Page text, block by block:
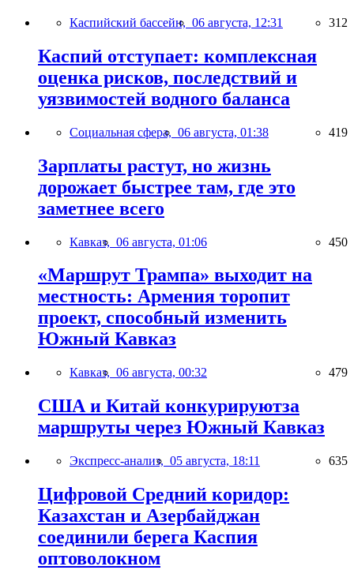
Каспийский бассейн, 06 августа, 12:31 312
Каспий отступает: комплексная
оценка рисков, последствий и
уязвимостей водного баланса
Социальная сфера, 06 августа, 01:38 419
Зарплаты растут, но жизнь
дорожает быстрее там, где это
заметнее всего
Кавказ, 06 августа, 01:06 450
«Маршрут Трампа» выходит на
местность: Армения торопит
проект, способный изменить
Южный Кавказ
Кавказ, 06 августа, 00:32 479
США и Китай конкурируютза
маршруты через Южный Кавказ
Экспресс-анализ, 05 августа, 18:11 635
Цифровой Средний коридор:
Казахстан и Азербайджан
соединили берега Каспия
оптоволокном